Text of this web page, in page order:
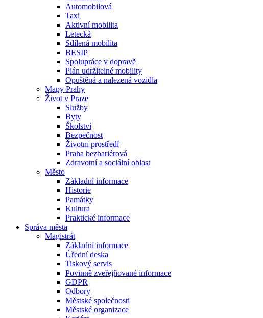
Automobilová
Taxi
Aktivní mobilita
Letecká
Sdílená mobilita
BESIP
Spolupráce v dopravě
Plán udržitelné mobility
Opuštěná a nalezená vozidla
Mapy Prahy
Život v Praze
Služby
Byty
Školství
Bezpečnost
Životní prostředí
Praha bezbariérová
Zdravotní a sociální oblast
Město
Základní informace
Historie
Památky
Kultura
Praktické informace
Správa města
Magistrát
Základní informace
Úřední deska
Tiskový servis
Povinně zveřejňované informace
GDPR
Odbory
Městské společnosti
Městské organizace